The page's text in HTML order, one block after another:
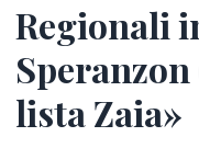
Regionali
lista Zaia»